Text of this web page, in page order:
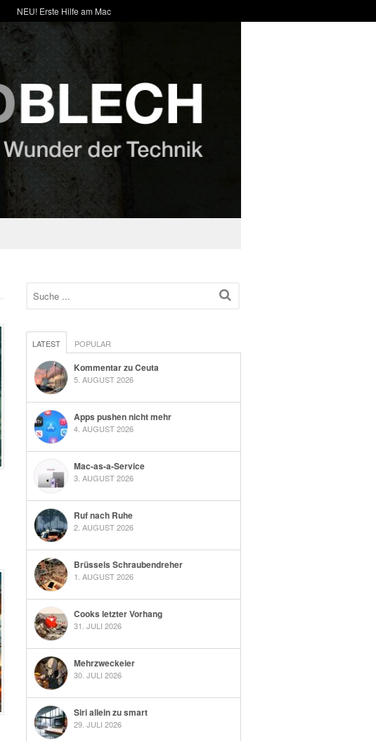
NEU! Erste Hilfe am Mac
LATEST POPULAR
Kommentar zu Ceuta
5. AUGUST 2026
Apps pushen nicht mehr
4. AUGUST 2026
Mac-as-a-Service
3. AUGUST 2026
Ruf nach Ruhe
2. AUGUST 2026
Brüssels Schraubendreher
1. AUGUST 2026
Cooks letzter Vorhang
31. JULI 2026
Mehrzweckeier
30. JULI 2026
Siri allein zu smart
29. JULI 2026